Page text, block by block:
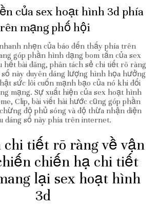
của sex hoạt hình 3d phía
mạng phố hội
nhẹn của báo đến thấy phía trên
góp phần hình dạng bom tấn của sex
hết bài đăng, phân tách sẻ chi tiết rõ ràng
số này duyên dáng lượng hình họa hưởng
sức lôi cuốn mạnh bạo của nó khi đối
mạng. Sự xuất hiện của sex hoạt hình
Clip, bài viết hài hước cũng góp phần
độ phủ sóng và độ thừa nhận diện
dáng số này phía trên internet.
chi tiết rõ ràng về vận
chiến hạ chi tiết
lại sex hoạt hình
3d